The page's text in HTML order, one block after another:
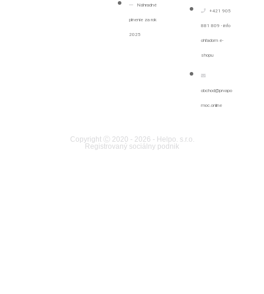
Náhradné
plnenie za rok
2025
+421 905
881 809 - info
ohľadom e-
shopu
obchod@prvapo
moc.online
Copyright Ⓒ 2020 - 2026 - Helpo. s.r.o.
Registrovaný sociálny podnik